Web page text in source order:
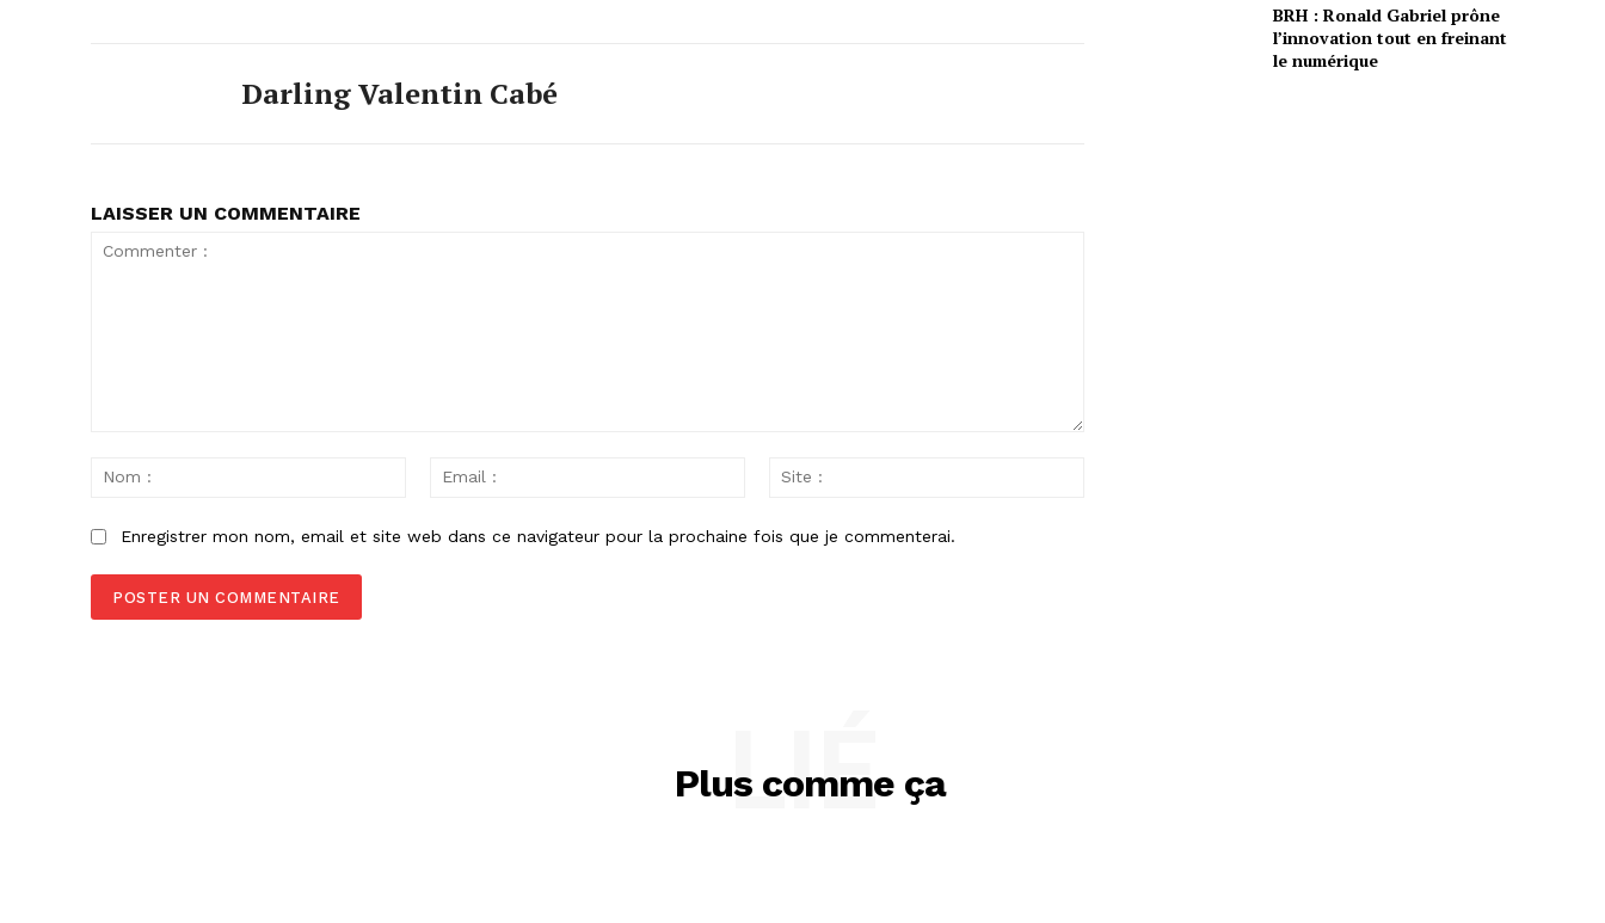
Darling Valentin Cabé
LAISSER UN COMMENTAIRE
Email
Enregistrer mon nom, email et site web dans ce navigateur pour la prochaine fois que je commenterai.
BRH : Ronald Gabriel prône
l’innovation tout en freinant
le numérique
Plus comme ça
LIÉ